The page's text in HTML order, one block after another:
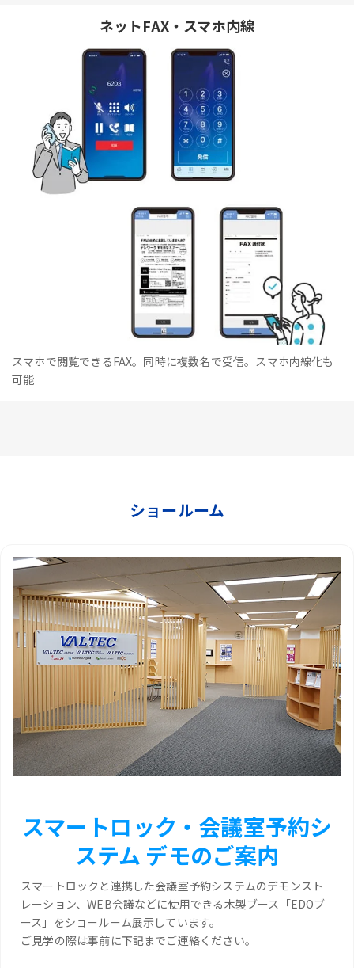
ネットFAX・スマホ内線
スマホで閲覧できるFAX。同時に複数名で受信。スマホ内線化も
可能
ショールーム
スマートロック・会議室予約シ
ステム デモのご案内
スマートロックと連携した会議室予約システムのデモンスト
レーション、WEB会議などに使用できる木製ブース「EDOブ
ース」をショールーム展示しています。
ご見学の際は事前に下記までご連絡ください。